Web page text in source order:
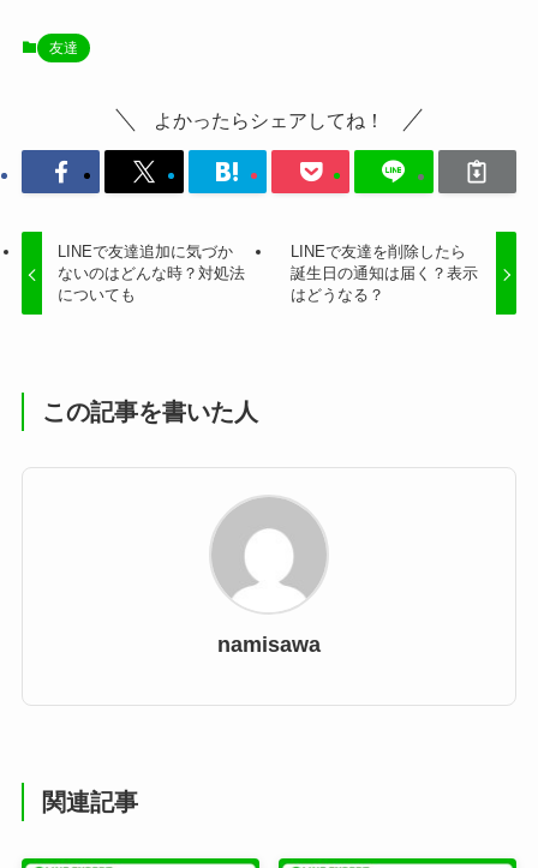
友達
よかったらシェアしてね！
LINEで友達追加に気づか
ないのはどんな時？対処法
についても
LINEで友達を削除したら
誕生日の通知は届く？表示
はどうなる？
この記事を書いた人
namisawa
関連記事